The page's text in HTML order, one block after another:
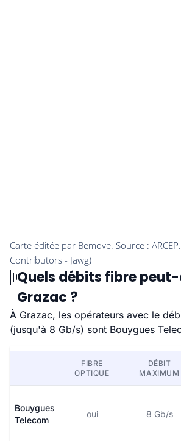
Quels débits fibre
Grazac ?
À Grazac, les opérateurs avec le
(jusqu'à 8 Gb/s) sont Bouygues
FIBRE
OPTIQUE
DÉBIT
MAXIMUM
Bouygues
Telecom
oui 8 Gb/s